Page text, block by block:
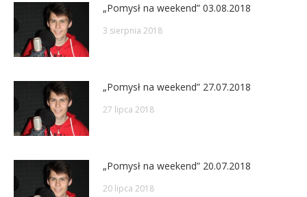
„Pomysł na weekend” 03.08.2018
3 sierpnia 2018
„Pomysł na weekend” 27.07.2018
27 lipca 2018
„Pomysł na weekend” 20.07.2018
20 lipca 2018